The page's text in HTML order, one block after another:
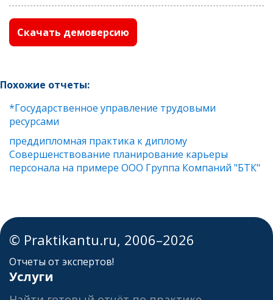
Скачать демоверсию
Похожие отчеты:
*Государственное управление трудовыми
ресурсами
преддипломная практика к диплому
Совершенствование планирование карьеры
персонала на примере ООО Группа Компаний "БТК"
© Praktikantu.ru, 2006–2026
Отчеты от экспертов!
Услуги